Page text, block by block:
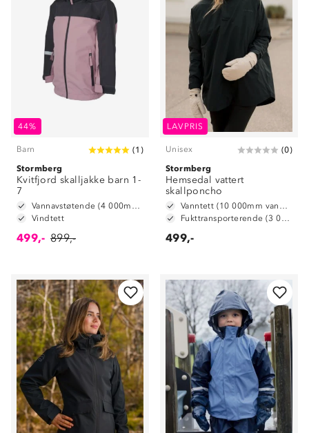
44%
Barn (1 )
Stormberg
Kvitfjord skalljakke barn 1-
7
Vannavstøtende (4 000mm vannsøyle)
Vindtett
499,- 899,-
LAVPRIS
Unisex (0)
Stormberg
Hemsedal vattert
skallponcho
Vanntett (10 000mm vannsøyle)
Fukttransporterende (3 000 g/ m2/ 24t)
499,-